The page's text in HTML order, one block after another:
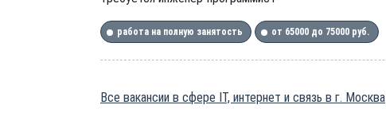
работа на полную занятость от 65000 до 75000 руб.
Все вакансии в сфере IT, интернет и связь в г. Москва